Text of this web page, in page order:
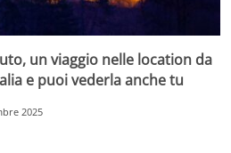
un viaggio nelle location da
e puoi vederla anche tu
2025